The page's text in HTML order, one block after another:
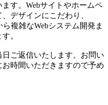
す。Webサイトやホームペ
デザインにこだわり、
ら複雑なWebシステム開発ま
。
ご返信いたします。お問い
時間いただきますので予め